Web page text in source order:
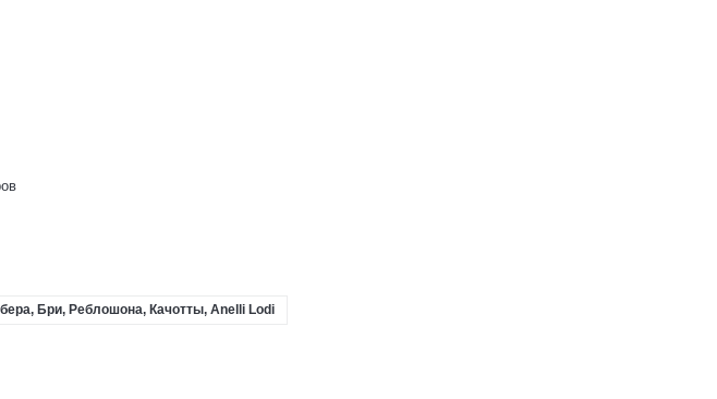
Бри, Реблошона, Качотты, Anelli Lodi